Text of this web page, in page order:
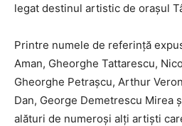
legat destinul artistic de orașul
Printre numele de referință
Aman, Gheorghe Tattarescu,
Gheorghe Petrașcu, Arthur
Dan, George Demetrescu Mirea
alături de numeroși alți artiști